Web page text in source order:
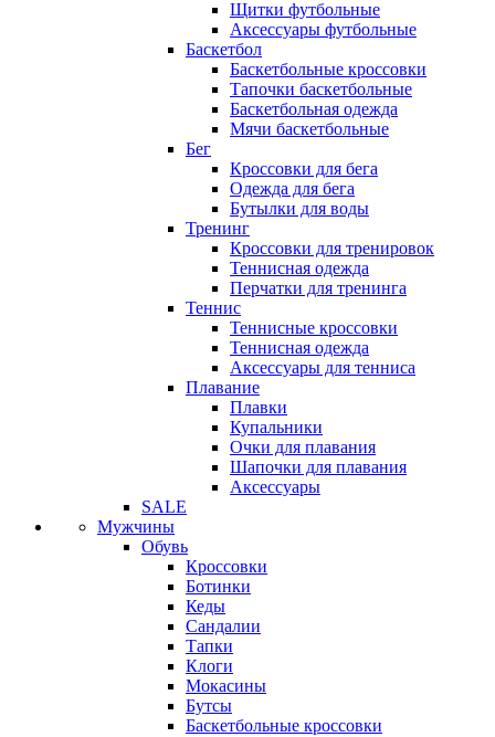
Щитки футбольные
Аксессуары футбольные
Баскетбол
Баскетбольные кроссовки
Тапочки баскетбольные
Баскетбольная одежда
Мячи баскетбольные
Бег
Кроссовки для бега
Одежда для бега
Бутылки для воды
Тренинг
Кроссовки для тренировок
Теннисная одежда
Перчатки для тренинга
Теннис
Теннисные кроссовки
Теннисная одежда
Аксессуары для тенниса
Плавание
Плавки
Купальники
Очки для плавания
Шапочки для плавания
Аксессуары
SALE
Мужчины
Обувь
Кроссовки
Ботинки
Кеды
Сандалии
Тапки
Клоги
Мокасины
Бутсы
Баскетбольные кроссовки